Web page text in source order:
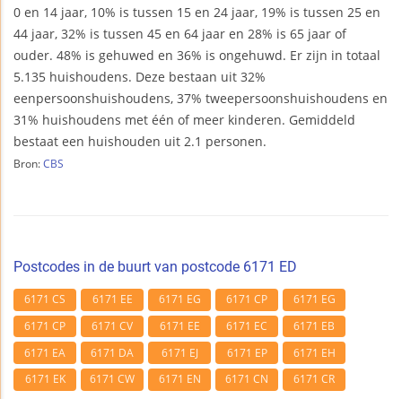
0 en 14 jaar, 10% is tussen 15 en 24 jaar, 19% is tussen 25 en
44 jaar, 32% is tussen 45 en 64 jaar en 28% is 65 jaar of
ouder. 48% is gehuwed en 36% is ongehuwd. Er zijn in totaal
5.135 huishoudens. Deze bestaan uit 32%
eenpersoonshuishoudens, 37% tweepersoonshuishoudens en
31% huishoudens met één of meer kinderen. Gemiddeld
bestaat een huishouden uit 2.1 personen.
Bron: CBS
Postcodes in de buurt van postcode 6171 ED
6171 CS 6171 EE 6171 EG 6171 CP
6171 EG
6171 CP
6171 CV 6171 EE 6171 EC
6171 EB
6171 EA
6171 DA 6171 EJ 6171 EP
6171 EH
6171 EK
6171 CW 6171 EN 6171 CN 6171 CR